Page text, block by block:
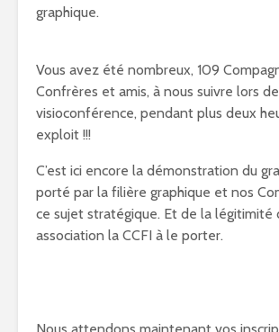
graphique.
Vous avez été nombreux, 109
Confrères et amis, à nous suivre lors
visioconférence, pendant plus deux
exploit !!!
C’est ici encore la démonstration du
porté par la filière graphique et nos
ce sujet stratégique. Et de la légitimité
association la CCFI à le porter.